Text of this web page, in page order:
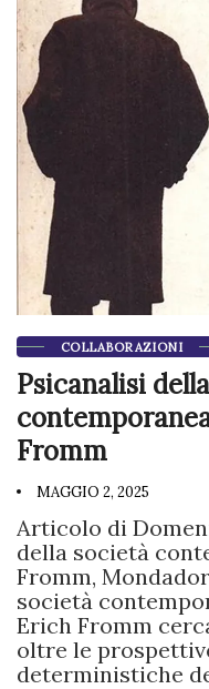
COLLABORAZIONI
Psicanalisi
Fromm
MAGGIO 2, 2025
Articolo di
della società
Fromm,
società
Erich Fromm
oltre le
deterministiche